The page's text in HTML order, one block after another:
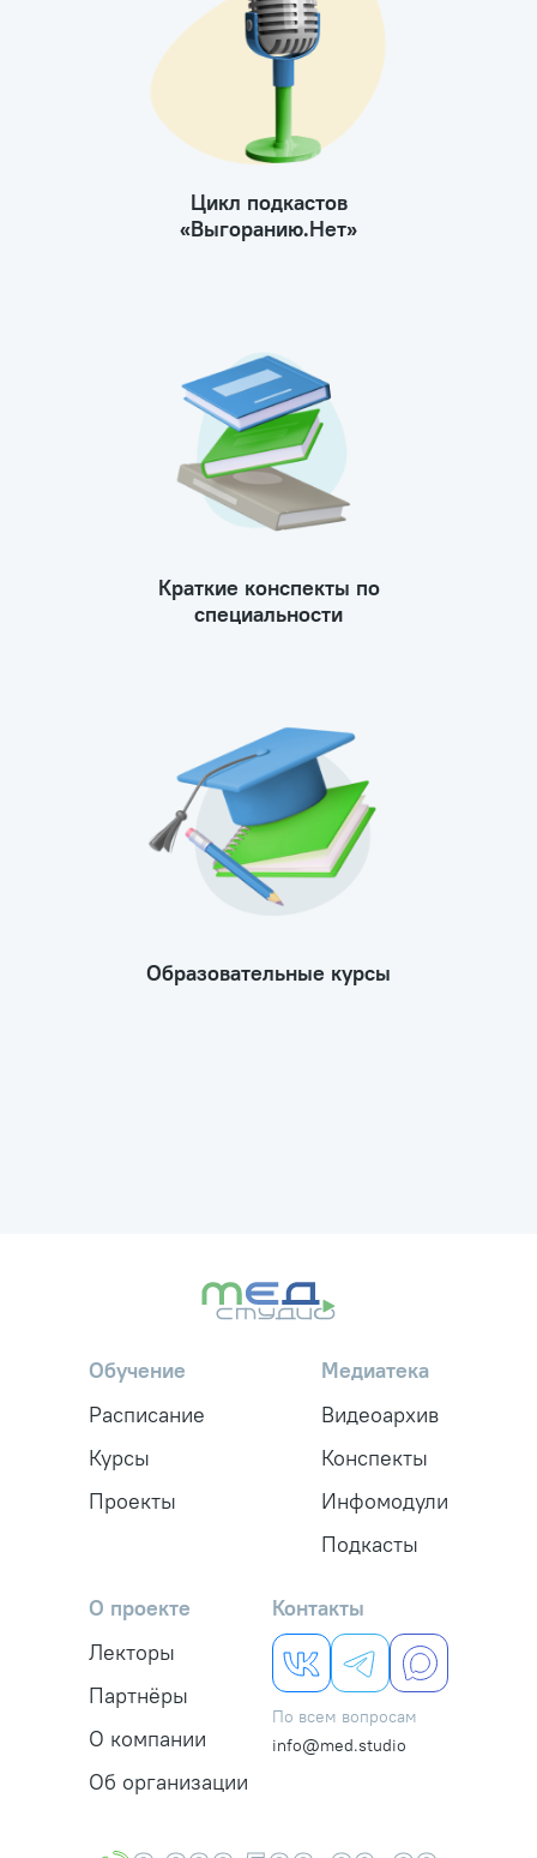
Цикл подкастов
«Выгоранию.Нет»
Краткие конспекты по
специальности
Образовательные курсы
Обучение
Расписание
Курсы
Проекты
Медиатека
Видеоархив
Конспекты
Инфомодули
Подкасты
О проекте
Лекторы
Партнёры
О компании
Об организации
Контакты
По всем вопросам
info@med.studio